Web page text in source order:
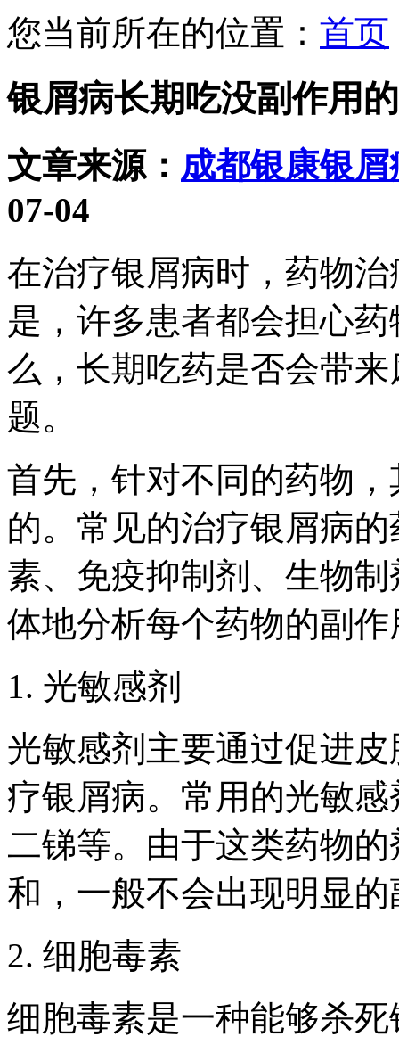
您当前所在的位置： 首页
银屑病长期吃没副作用
文章来源： 成都银康银
07-04
在治疗银屑病时，药物
是，许多患者都会担心
么，长期吃药是否会带
题。
首先，针对不同的药物
的。常见的治疗银屑病
素、免疫抑制剂、生物
体地分析每个药物的副
1. 光敏感剂
光敏感剂主要通过促进
疗银屑病。常用的光敏
二锑等。由于这类药物
和，一般不会出现明显
2. 细胞毒素
细胞毒素是一种能够杀